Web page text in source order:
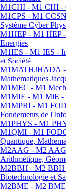
M1CHI - M1 CHI -
M1CPS - M1
Système Cyber
M1HEP - M1 HEP -
Energies
M1IES - M1 IES -
et Société
M1MATHJHADA
Mathematiques
M1MEC - M1
M1MIE - M1 MiE -
M1MPRI - M1
Fondements de
M1PHYS - M1
M1QMI - M1
Quantique,
M2AAG - M2 AAG
Arithmétique,
M2BBH - M2 BBH
Biotechnologie et
M2BME - M2 BME